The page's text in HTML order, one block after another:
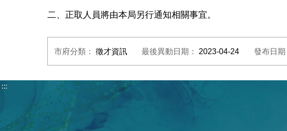
二、正取人員將由本局另行通知相關事宜。
市府分類： 徵才資訊 最後異動日期： 2023-04-24 發布日期
:::